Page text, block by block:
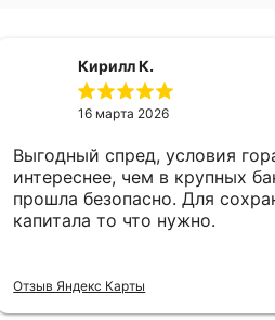
Кирилл К.
16 марта 2026
Выгодный спред, условия
интереснее, чем в крупных
прошла безопасно. Для
капитала то что нужно.
Отзыв Яндекс Карты